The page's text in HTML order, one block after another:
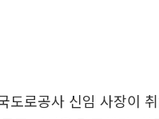
도로공사 신임 사장이